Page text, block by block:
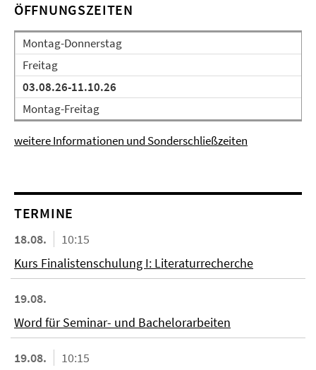
ÖFFNUNGSZEITEN
Montag-Donnerstag
Freitag
03.08.26-11.10.26
Montag-Freitag
weitere Informationen und Sonderschließzeiten
TERMINE
18.08.
10:15
Kurs Finalistenschulung I: Literaturrecherche
19.08.
Word für Seminar- und Bachelorarbeiten
19.08.
10:15